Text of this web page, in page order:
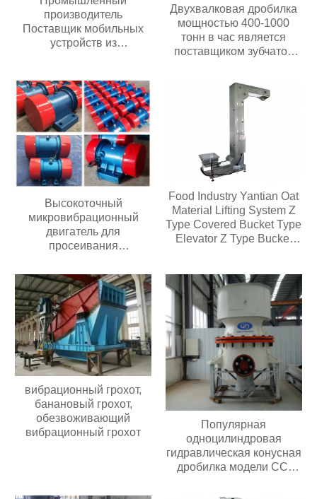
производитель
Поставщик мобильных
устройств из
полиуретановый
антистатический
регулятор скорости,
Новый игрушечный
пластиковый конвейер
Двухвалковая дробилка
мощностью 400-1000
тонн в час является
поставщиком зубчатой
Китае
Высокоточный
микровибрационный
двигатель для
просеивания
Food Industry Yantian Oat
Material Lifting System Z
Type Covered Bucket Type
Elevator Z Type Bucket
вибрационный грохот,
банановый грохот,
обезвоживающий
вибрационный грохот
Популярная
одноцилиндровая
гидравлическая конусная
дробилка модели CC,
подходит для всех видов